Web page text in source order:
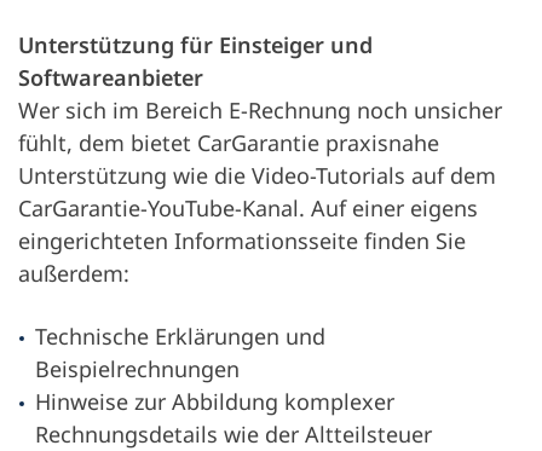
Unterstützung für Einsteiger und
Softwareanbieter
Wer sich im Bereich E-Rechnung noch unsicher
fühlt, dem bietet CarGarantie praxisnahe
Unterstützung wie die Video-Tutorials auf dem
CarGarantie-YouTube-Kanal. Auf einer eigens
eingerichteten Informationsseite finden Sie
außerdem:
Technische Erklärungen und
Beispielrechnungen
Hinweise zur Abbildung komplexer
Rechnungsdetails wie der Altteilsteuer